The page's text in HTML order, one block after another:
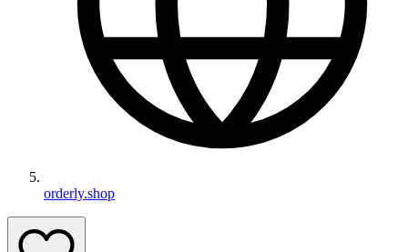
orderly.shop